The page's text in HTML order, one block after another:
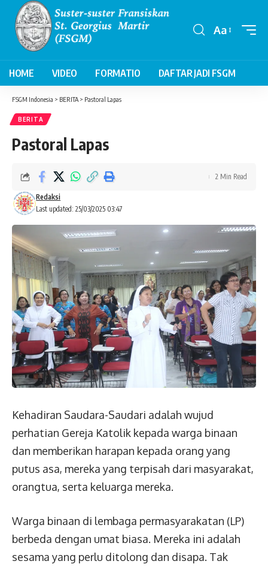
Font
Aa
HOME VIDEO FORMATIO DAFTAR JADI FSGM
FSGM Indonesia > BERITA > Pastoral Lapas
BERITA
Pastoral Lapas
Last updated: 25/03/2025 03:47
Redaksi
2 Min Read
Kehadiran Saudara-Saudari adalah wujud
perhatian Gereja Katolik kepada warga binaan
dan memberikan harapan kepada orang yang
putus asa, mereka yang terpisah dari masyarakat,
orangtua, serta keluarga mereka.
Warga binaan di lembaga permasyarakatan (LP)
berbeda dengan umat biasa. Mereka ini adalah
sesama yang perlu ditolong dan disapa. Tak